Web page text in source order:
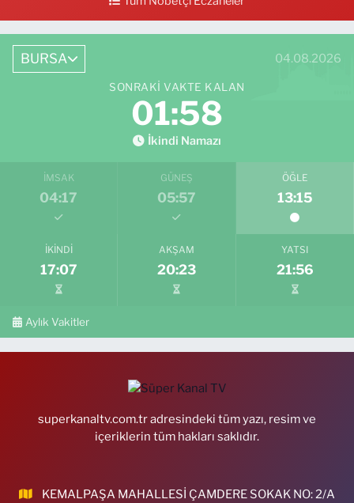
BURSA 04.08.2026
SONRAKI VAKTE KALAN
01:58
İkindi Namazı
İMSAK
04:17
GÜNEŞ
05:57
ÖĞLE
13:15
İKINDI
17:07
AKŞAM
20:23
YATSI
21:56
Aylık Vakitler
superkanaltv.com.tr adresindeki tüm yazı, resim ve
içeriklerin tüm hakları saklıdır.
KEMALPAŞA MAHALLESİ ÇAMDERE SOKAK NO: 2/A